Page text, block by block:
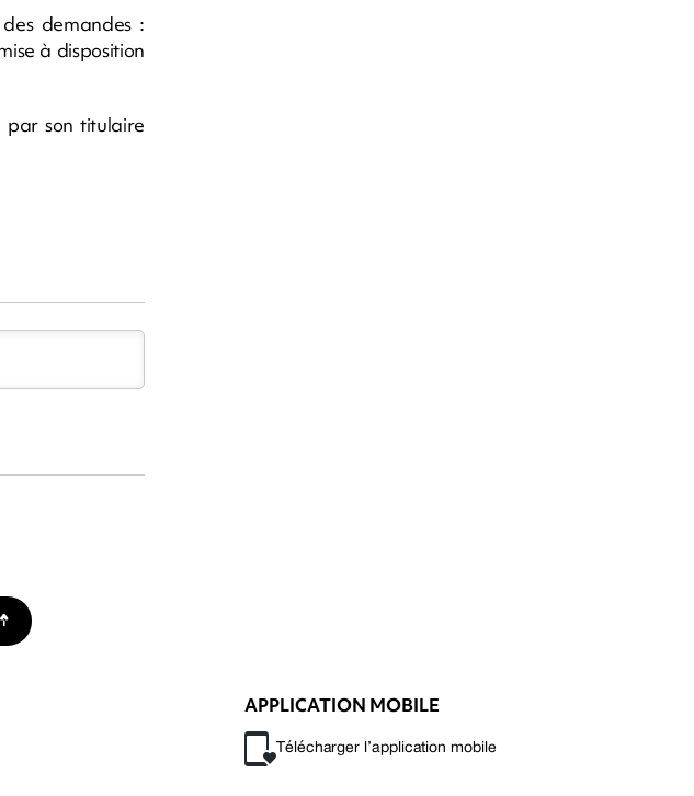
demandes :
à disposition
son titulaire
APPLICATION MOBILE
Télécharger l’application mobile